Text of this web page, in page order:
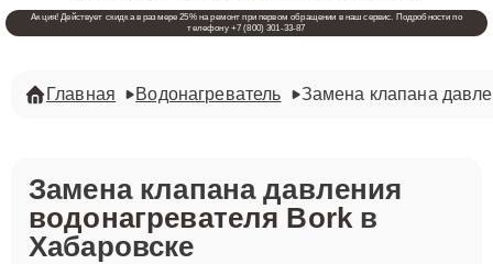
Акция! Действует скидка в размере 25% на ремонт при первом обращении в наш сервис. Подробности по
телефону +7 (800) 301-33-87
Главная Водонагреватель Замена клапана
Замена клапана давления
водонагревателя Borkв
Хабаровске